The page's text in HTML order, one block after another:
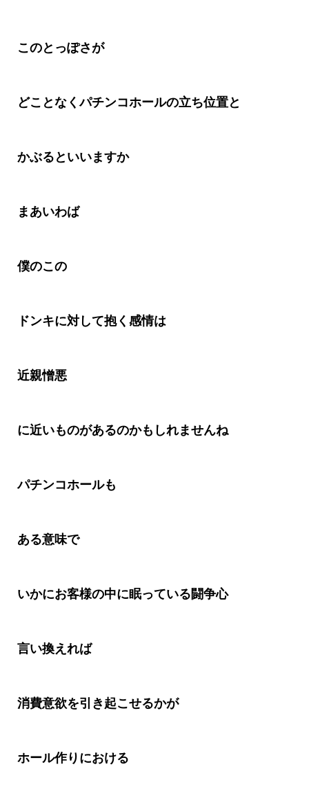
このとっぽさが
どことなくパチンコホールの立ち位置と
かぶるといいますか
まあいわば
僕のこの
ドンキに対して抱く感情は
近親憎悪
に近いものがあるのかもしれませんね
パチンコホールも
ある意味で
いかにお客様の中に眠っている闘争心
言い換えれば
消費意欲を引き起こせるかが
ホール作りにおける